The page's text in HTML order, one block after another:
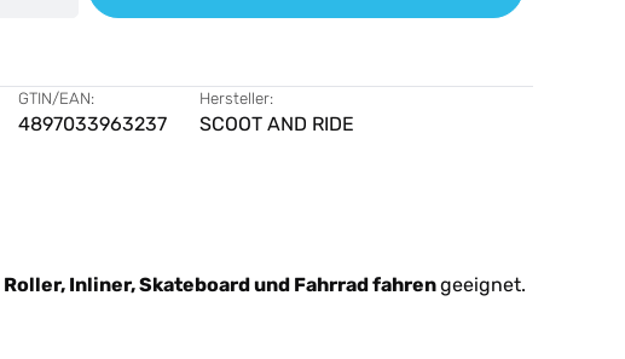
GTIN/EAN:
4897033963237
Hersteller:
SCOOT AND RIDE
Roller, Inliner, Skateboard und Fahrrad fahrengeeignet.